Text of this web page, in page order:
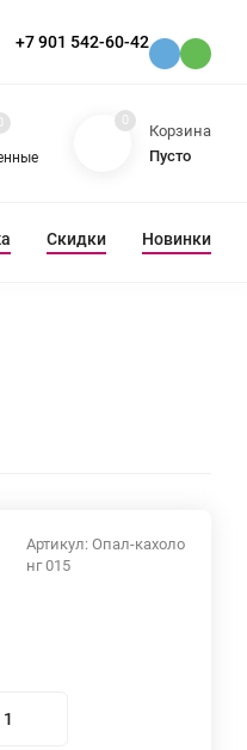
+7 901 542-60-42
0
Корзина
Пусто
Скидки Новинки
Артикул: Опал-кахоло
нг 015